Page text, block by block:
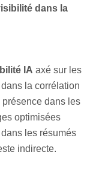
dans la
IA axé sur les
la corrélation
dans les
optimisées
les résumés
indirecte.